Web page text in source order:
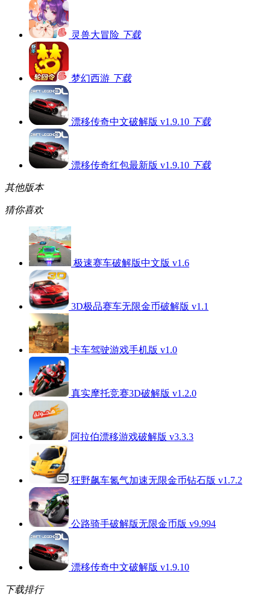
灵兽大冒险 下载
梦幻西游 下载
漂移传奇中文破解版 v1.9.10 下载
漂移传奇红包最新版 v1.9.10 下载
其他版本
猜你喜欢
极速赛车破解版中文版 v1.6
3D极品赛车无限金币破解版 v1.1
卡车驾驶游戏手机版 v1.0
真实摩托竞赛3D破解版 v1.2.0
阿拉伯漂移游戏破解版 v3.3.3
狂野飙车氮气加速无限金币钻石版 v1.7.2
公路骑手破解版无限金币版 v9.994
漂移传奇中文破解版 v1.9.10
下载排行